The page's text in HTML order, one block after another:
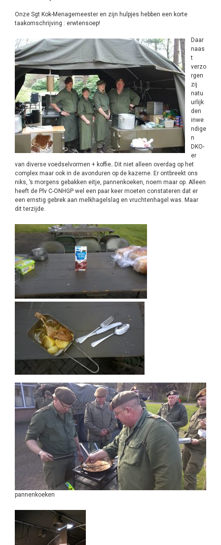
Onze Sgt Kok-Menagemeester en zijn hulpjes hebben een korte
taakomschrijving : erwtensoep!
Daar
naas
t
verzo
rgen
zij
natu
urlijk
den
inwe
ndige
n
DKO-
er
van diverse voedselvormen + koffie. Dit niet alleen overdag op het
complex maar ook in de avonduren op de kazerne. Er ontbreekt ons
niks, ’s morgens gebakken eitje, pannenkoeken, noem maar op. Alleen
heeft de Plv C-ONHGP wel een paar keer moeten constateren dat er
een ernstig gebrek aan melkhagelslag en vruchtenhagel was. Maar
dit terzijde.
pannenkoeken